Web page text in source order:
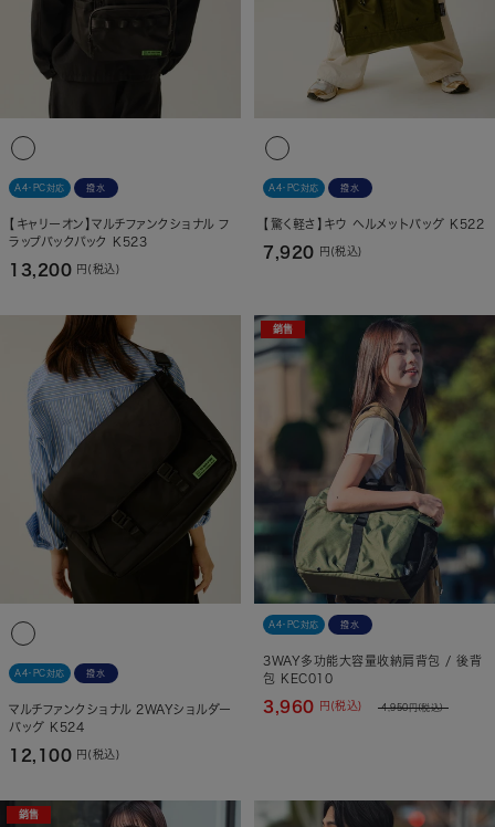
A4・PC対応 撥水
【キャリーオン】マルチファンクショナル フ
ラップバックパック K523
13,200 円(税込)
A4・PC対応 撥水
【驚く軽さ】キウ ヘルメットバッグ K522
7,920 円(税込)
A4・PC対応 撥水
マルチファンクショナル 2WAYショルダー
バッグ K524
12,100 円(税込)
銷售
A4・PC対応 撥水
3WAY多功能大容量收納肩背包 / 後背
包 KEC010
3,960 円(税込) 4,950円(税込)
銷售